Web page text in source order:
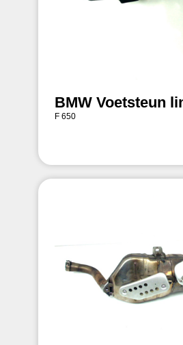
BMW Voetsteun
F 650